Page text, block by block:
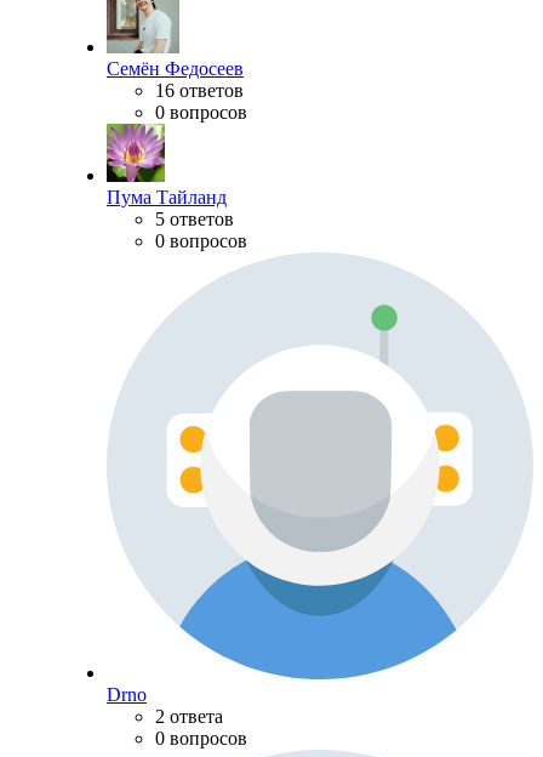
Семён Федосеев
16 ответов
0 вопросов
Пума Тайланд
5 ответов
0 вопросов
Drno
2 ответа
0 вопросов